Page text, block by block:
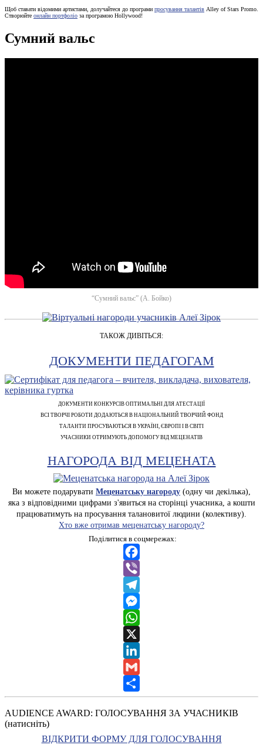
Щоб ставати відомими артистами, долучайтеся до програми просування талантів Alley of Stars Promo.
Створюйте онлайн портфоліо за програмою Hollywood!
Сумний вальс
“Сумний вальс” (А. Бойко)
ТАКОЖ ДИВІТЬСЯ:
ДОКУМЕНТИ ПЕДАГОГАМ
ДОКУМЕНТИ КОНКУРСІВ ОПТИМАЛЬНІ ДЛЯ АТЕСТАЦІЇ
ВСІ ТВОРЧІ РОБОТИ ДОДАЮТЬСЯ В НАЦІОНАЛЬНИЙ ТВОРЧИЙ ФОНД
ТАЛАНТИ ПРОСУВАЮТЬСЯ В УКРАЇНІ, ЄВРОПІ І В СВІТІ
УЧАСНИКИ ОТРИМУЮТЬ ДОПОМОГУ ВІД МЕЦЕНАТІВ
НАГОРОДА ВІД МЕЦЕНАТА
Ви можете подарувати Меценатську нагороду (одну чи декілька),
яка з відповідними цифрами з'явиться на сторінці учасника, а кошти
працюватимуть на просування талановитої людини (колективу).
Хто вже отримав меценатську нагороду?
Поділитися в соцмережах:
Facebook
Viber
Telegram
Messenger
WhatsApp
X
LinkedIn
Gmail
Share
AUDIENCE AWARD: ГОЛОСУВАННЯ ЗА УЧАСНИКІВ
(натисніть)
ВІДКРИТИ ФОРМУ ДЛЯ ГОЛОСУВАННЯ